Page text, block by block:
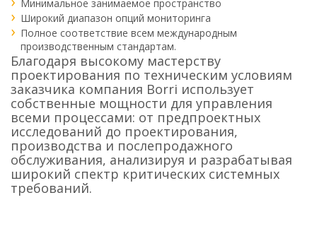
Минимальное занимаемое пространство
Широкий диапазон опций мониторинга
Полное соответствие всем международным
производственным стандартам.
Благодаря высокому мастерству
проектирования по техническим условиям
заказчика компания Borri использует
собственные мощности для управления
всеми процессами: от предпроектных
исследований до проектирования,
производства и послепродажного
обслуживания, анализируя и разрабатывая
широкий спектр критических системных
требований.